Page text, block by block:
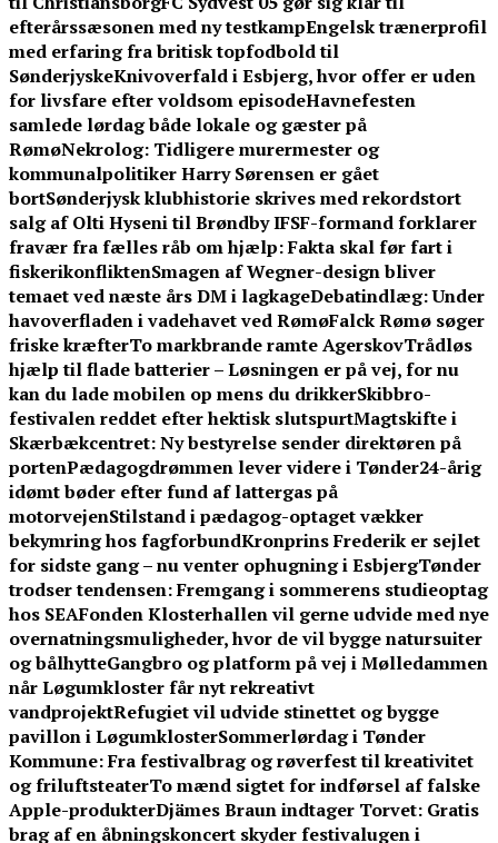
efterårssæsonen med ny testkampEngelsk trænerprofil
med erfaring fra britisk topfodbold til
SønderjyskeKnivoverfald i Esbjerg, hvor offer er uden
for livsfare efter voldsom episodeHavnefesten
samlede lørdag både lokale og gæster på
RømøNekrolog: Tidligere murermester og
kommunalpolitiker Harry Sørensen er gået
bortSønderjysk klubhistorie skrives med rekordstort
salg af Olti Hyseni til Brøndby IFSF-formand forklarer
fravær fra fælles råb om hjælp: Fakta skal før fart i
fiskerikonfliktenSmagen af Wegner-design bliver
temaet ved næste års DM i lagkageDebatindlæg: Under
havoverfladen i vadehavet ved RømøFalck Rømø søger
friske kræfterTo markbrande ramte AgerskovTrådløs
hjælp til flade batterier – Løsningen er på vej, for nu
kan du lade mobilen op mens du drikkerSkibbro-
festivalen reddet efter hektisk slutspurtMagtskifte i
Skærbækcentret: Ny bestyrelse sender direktøren på
portenPædagogdrømmen lever videre i Tønder24-årig
idømt bøder efter fund af lattergas på
motorvejenStilstand i pædagog-optaget vækker
bekymring hos fagforbundKronprins Frederik er sejlet
for sidste gang – nu venter ophugning i EsbjergTønder
trodser tendensen: Fremgang i sommerens studieoptag
hos SEAFonden Klosterhallen vil gerne udvide med nye
overnatningsmuligheder, hvor de vil bygge natursuiter
og bålhytteGangbro og platform på vej i Mølledammen
når Løgumkloster får nyt rekreativt
vandprojektRefugiet vil udvide stinettet og bygge
pavillon i LøgumklosterSommerlørdag i Tønder
Kommune: Fra festivalbrag og røverfest til kreativitet
og friluftsteaterTo mænd sigtet for indførsel af falske
Apple-produkterDjämes Braun indtager Torvet: Gratis
brag af en åbningskoncert skyder festivalugen i